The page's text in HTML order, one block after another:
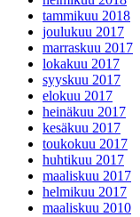
tammikuu 2018
joulukuu 2017
marraskuu 2017
lokakuu 2017
syyskuu 2017
elokuu 2017
heinäkuu 2017
kesäkuu 2017
toukokuu 2017
huhtikuu 2017
maaliskuu 2017
helmikuu 2017
maaliskuu 2010